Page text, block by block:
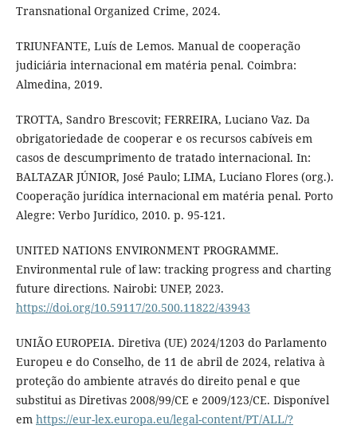
Transnational Organized Crime, 2024.
TRIUNFANTE, Luís de Lemos. Manual de cooperação
judiciária internacional em matéria penal. Coimbra:
Almedina, 2019.
TROTTA, Sandro Brescovit; FERREIRA, Luciano Vaz. Da
obrigatoriedade de cooperar e os recursos cabíveis em
casos de descumprimento de tratado internacional. In:
BALTAZAR JÚNIOR, José Paulo; LIMA, Luciano Flores (org.).
Cooperação jurídica internacional em matéria penal. Porto
Alegre: Verbo Jurídico, 2010. p. 95-121.
UNITED NATIONS ENVIRONMENT PROGRAMME.
Environmental rule of law: tracking progress and charting
future directions. Nairobi: UNEP, 2023.
https://doi.org/10.59117/20.500.11822/43943
UNIÃO EUROPEIA. Diretiva (UE) 2024/1203 do Parlamento
Europeu e do Conselho, de 11 de abril de 2024, relativa à
proteção do ambiente através do direito penal e que
substitui as Diretivas 2008/99/CE e 2009/123/CE. Disponível
em https://eur-lex.europa.eu/legal-content/PT/ALL/?